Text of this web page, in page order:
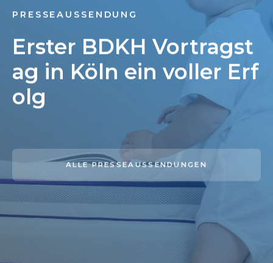
PRESSEAUSSENDUNG
Erster BDKH Vortragst
ag in Köln ein voller Erf
olg
ALLE PRESSEAUSSENDUNGEN